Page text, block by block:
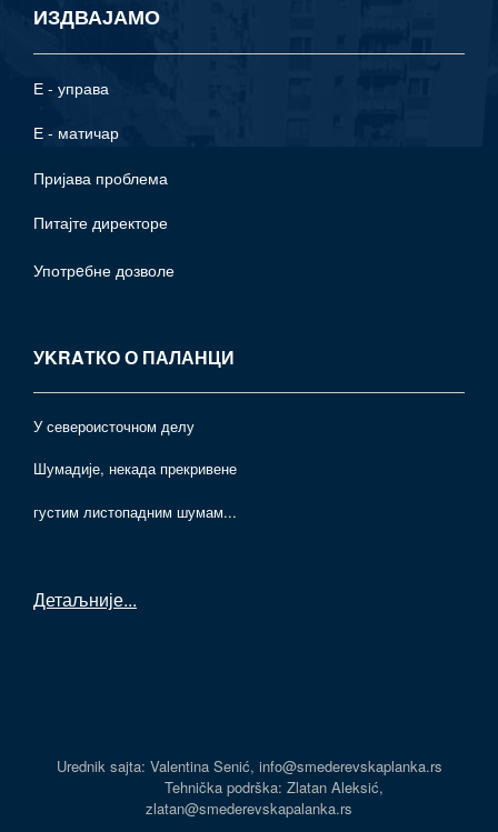
ИЗДВАЈАМО
Е - управа
Е - матичар
Пријава проблема
Питајте директоре
Употрeбне дозволе
УKRAТКО О ПАЛАНЦИ
У североисточном делу
Шумадије, некада прекривене
густим листопадним шумам...
Детаљније...
Urednik sajta: Valentina Senić, info@smederevskaplanka.rs
Tehnička podrška: Zlatan Aleksić,
zlatan@smederevskapalanka.rs